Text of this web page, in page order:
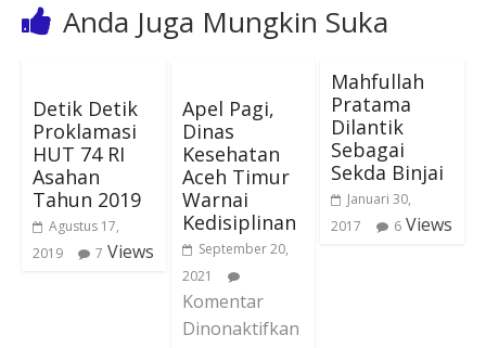
Anda Juga Mungkin Suka
Detik Detik
Proklamasi
HUT 74 RI
Asahan
Tahun 2019
Agustus 17,
2019
7 Views
Apel Pagi,
Dinas
Kesehatan
Aceh Timur
Warnai
Kedisiplinan
September 20,
2021
Komentar
Dinonaktifkan
Mahfullah
Pratama
Dilantik
Sebagai
Sekda Binjai
Januari 30,
2017
6 Views